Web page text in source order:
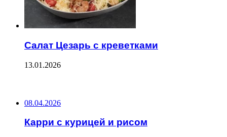
Салат Цезарь с креветками
13.01.2026
08.04.2026
Карри с курицей и рисом